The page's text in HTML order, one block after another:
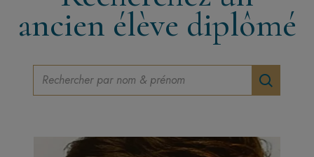
ancien élève diplômé
Rechercher par nom & prénom